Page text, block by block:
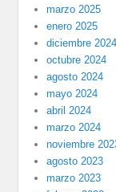
marzo 2025
enero 2025
diciembre 2024
octubre 2024
agosto 2024
mayo 2024
abril 2024
marzo 2024
noviembre
agosto 2023
marzo 2023